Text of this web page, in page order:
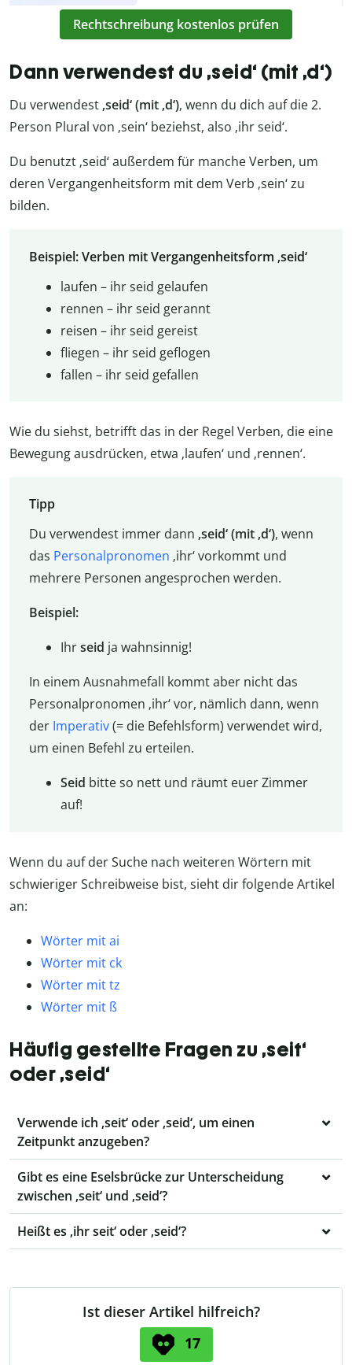
Rechtschreibung kostenlos prüfen
Dann verwendest du ‚seid‘ (mit ‚d‘)
Du verwendest ‚seid‘(mit ‚d‘), wenn du dich auf die 2.
Person Plural von ‚sein‘ beziehst, also ‚ihr seid‘.
Du benutzt ‚seid‘ außerdem für manche Verben, um
deren Vergangenheitsform mit dem Verb ‚sein‘ zu
bilden.
Beispiel: Verben mit Vergangenheitsform ‚seid‘
laufen – ihr seid gelaufen
rennen – ihr seid gerannt
reisen – ihr seid gereist
fliegen – ihr seid geflogen
fallen – ihr seid gefallen
Wie du siehst, betrifft das in der Regel Verben, die eine
Bewegung ausdrücken, etwa ‚laufen‘ und ‚rennen‘.
Tipp
Du verwendest immer dann ‚seid‘(mit ‚d‘), wenn
das Personalpronomen ‚ihr‘ vorkommt und
mehrere Personen angesprochen werden.
Beispiel:
Ihrseid ja wahnsinnig!
In einem Ausnahmefall kommt aber nicht das
Personalpronomen ‚ihr‘ vor, nämlich dann, wenn
der Imperativ(= die Befehlsform) verwendet wird,
um einen Befehl zu erteilen.
Seid bitte so nett und räumt euer Zimmer
auf!
Wenn du auf der Suche nach weiteren Wörtern mit
schwieriger Schreibweise bist, sieht dir folgende Artikel
an:
Wörter mit ai
Wörter mit ck
Wörter mit tz
Wörter mit ß
Häufig gestellte Fragen zu ‚seit‘
oder ‚seid‘
Verwende ich ‚seit‘ oder ‚seid‘, um einen
Zeitpunkt anzugeben?
Gibt es eine Eselsbrücke zur Unterscheidung
zwischen ‚seit‘ und ‚seid‘?
Heißt es ‚ihr seit‘ oder ‚seid‘?
Ist dieser Artikel hilfreich?
17